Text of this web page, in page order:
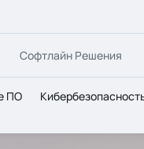
Софтлайн Решения
ПО